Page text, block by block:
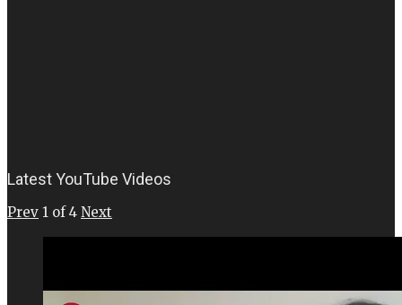
Latest YouTube Videos
Prev 1 of 4 Next